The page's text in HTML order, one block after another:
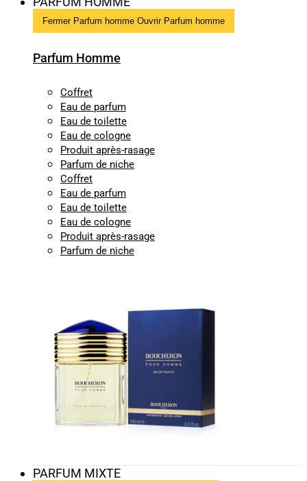
Fermer Parfum homme Ouvrir Parfum homme
Parfum Homme
Coffret
Eau de parfum
Eau de toilette
Eau de cologne
Produit après-rasage
Parfum de niche
Coffret
Eau de parfum
Eau de toilette
Eau de cologne
Produit après-rasage
Parfum de niche
PARFUM MIXTE